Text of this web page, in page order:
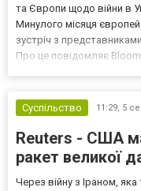
та Європи щодо війни в
Минулого місяця
зустріч з
Про це повідомляє
Суспільство
11:29, 5
Reuters - США
ракет великої
Через війну з Іраном,